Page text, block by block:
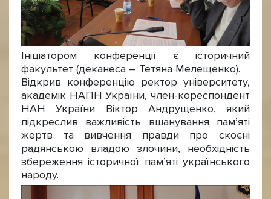
Ініціатором конференції є історичний
факультет (деканеса – Тетяна Мелещенко).
Відкрив конференцію ректор університету,
академік НАПН України, член-кореспондент
НАН України Віктор Андрущенко, який
підкреслив важливість вшанування пам’яті
жертв та вивчення правди про скоєні
радянською владою злочини, необхідність
збереження історичної пам’яті українського
народу.